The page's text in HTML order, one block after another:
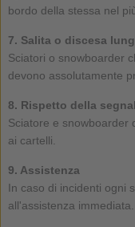
bordo della stessa nel
7. Salita o discesa
Sciatori o snowboarder
devono assolutamente
8. Rispetto della
Sciatore e snowboarder
ai cartelli.
9. Assistenza
In caso di incidenti ogni
all'assistenza immediata.